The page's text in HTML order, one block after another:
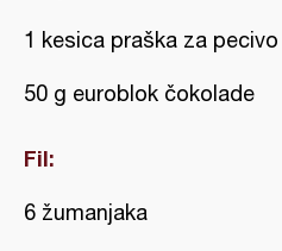
1 kesica praška za pecivo
50 g euroblok čokolade
Fil:
6 žumanjaka